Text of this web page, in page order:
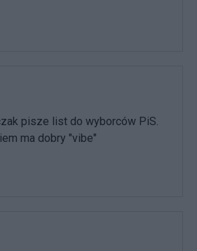
pisze list do wyborców PiS.
ma dobry "vibe"